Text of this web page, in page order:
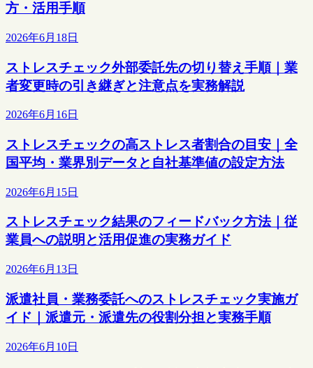
方・活用手順
2026年6月18日
ストレスチェック外部委託先の切り替え手順｜業
者変更時の引き継ぎと注意点を実務解説
2026年6月16日
ストレスチェックの高ストレス者割合の目安｜全
国平均・業界別データと自社基準値の設定方法
2026年6月15日
ストレスチェック結果のフィードバック方法｜従
業員への説明と活用促進の実務ガイド
2026年6月13日
派遣社員・業務委託へのストレスチェック実施ガ
イド｜派遣元・派遣先の役割分担と実務手順
2026年6月10日